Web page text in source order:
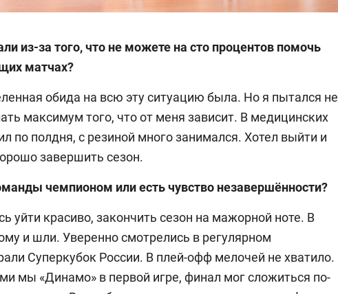
из-за того, что не можете на сто процентов помочь
матчах?
обида на всю эту ситуацию была. Но я пытался не
максимум того, что от меня зависит. В медицинских
по полдня, с резиной много занимался. Хотел выйти и
завершить сезон.
чемпионом или есть чувство незавершённости?
уйти красиво, закончить сезон на мажорной ноте. В
и шли. Уверенно смотрелись в регулярном
Суперкубок России. В плей-офф мелочей не хватило.
мы «Динамо» в первой игре, финал мог сложиться по-